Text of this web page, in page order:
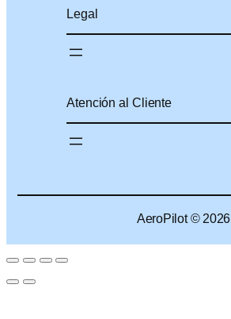
Legal
Atención al Cliente
AeroPilot © 2026